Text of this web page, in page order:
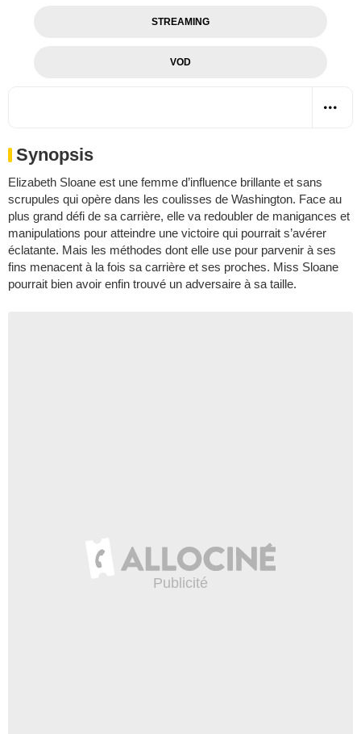
STREAMING
VOD
Synopsis
Elizabeth Sloane est une femme d’influence brillante et sans
scrupules qui opère dans les coulisses de Washington. Face au
plus grand défi de sa carrière, elle va redoubler de manigances et
manipulations pour atteindre une victoire qui pourrait s’avérer
éclatante. Mais les méthodes dont elle use pour parvenir à ses
fins menacent à la fois sa carrière et ses proches. Miss Sloane
pourrait bien avoir enfin trouvé un adversaire à sa taille.